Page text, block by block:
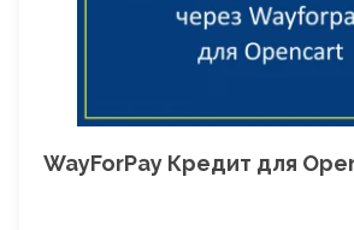
WayForPay Кредит для